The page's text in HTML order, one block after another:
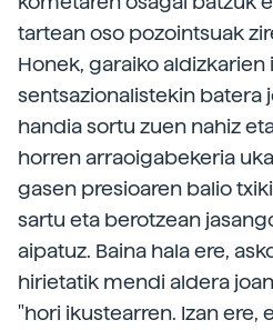
tartean oso pozointsuak
Honek, garaiko
sentsazionalistekin batera
handia sortu zuen nahiz
horren arraoigabekeria
gasen presioaren balio
sartu eta berotzean
aipatuz. Baina hala ere,
hirietatik mendi aldera
"hori ikustearren. Izan ere,